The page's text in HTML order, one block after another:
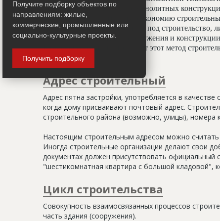
отделочным работам, а вес монолитных
20%, что даёт значительную экономию
условиях недостатка площади под строительство,
застройки. Монолитные сооружения и
тепловой изоляции, что делает этот метод
Адрес строительный
Адрес пятна застройки, употребляется в
когда дому присваивают почтовый адрес.
строительного района (возможно, улицы), номера
Настоящим строительным адресом можно считать
Иногда строительные организации делают свои
документах должен присутствовать официальный
"шестикомнатная квартира с большой кладовой",
Цикл строительства
Совокупность взаимосвязанных процессов
часть здания (сооружения).
Получите подборку объектов по
направлениям: жилые,
коммерческие, промышленные или
социально-культурные проекты.
Получить подборку